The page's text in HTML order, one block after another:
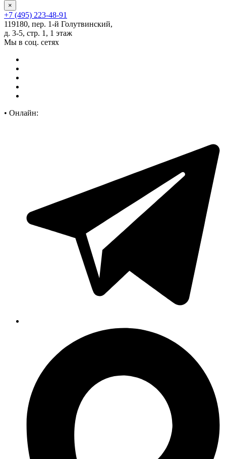
×
+7 (495) 223-48-91
119180, пер. 1-й Голутвинский,
д. 3-5, стр. 1, 1 этаж
Мы в соц. сетях
• Онлайн: